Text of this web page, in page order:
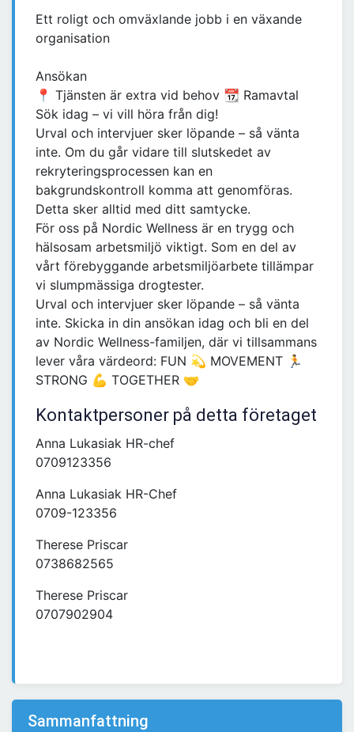
Ett roligt och omväxlande jobb i en växande
organisation
Ansökan
📍 Tjänsten är extra vid behov 📆 Ramavtal
Sök idag – vi vill höra från dig!
Urval och intervjuer sker löpande – så vänta
inte. Om du går vidare till slutskedet av
rekryteringsprocessen kan en
bakgrundskontroll komma att genomföras.
Detta sker alltid med ditt samtycke.
För oss på Nordic Wellness är en trygg och
hälsosam arbetsmiljö viktigt. Som en del av
vårt förebyggande arbetsmiljöarbete tillämpar
vi slumpmässiga drogtester.
Urval och intervjuer sker löpande – så vänta
inte. Skicka in din ansökan idag och bli en del
av Nordic Wellness-familjen, där vi tillsammans
lever våra värdeord: FUN 💫 MOVEMENT 🏃
STRONG 💪 TOGETHER 🤝
Kontaktpersoner på detta företaget
Anna Lukasiak HR-chef
0709123356
Anna Lukasiak HR-Chef
0709-123356
Therese Priscar
0738682565
Therese Priscar
0707902904
Sammanfattning